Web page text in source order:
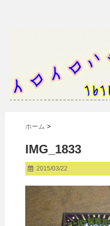
ホーム >
IMG_1833
2015/03/22